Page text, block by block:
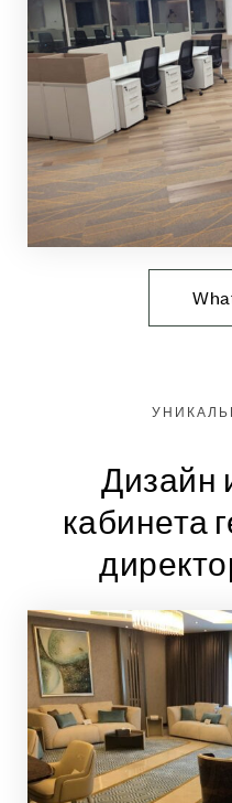
Дизайн
кабинета